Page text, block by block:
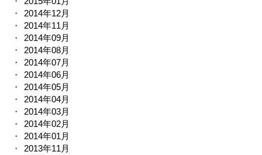
2014年12月
2014年11月
2014年09月
2014年08月
2014年07月
2014年06月
2014年05月
2014年04月
2014年03月
2014年02月
2014年01月
2013年11月